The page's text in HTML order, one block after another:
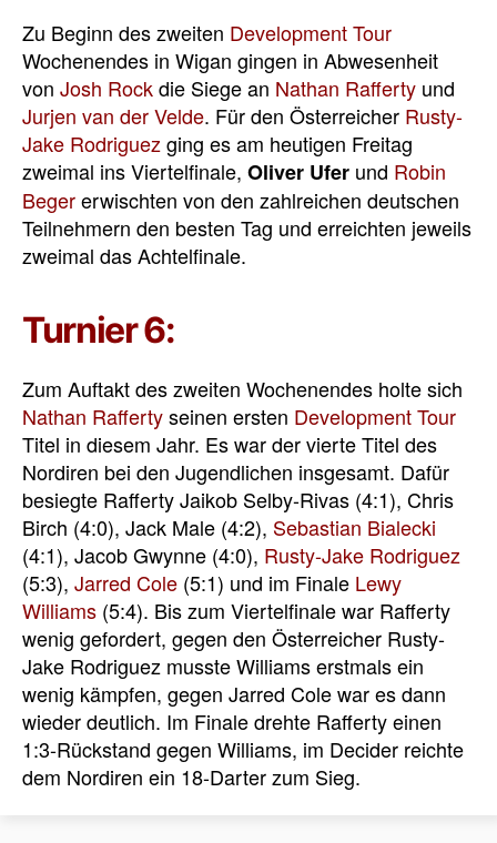
Zu Beginn des zweiten Development Tour
Wochenendes in Wigan gingen in Abwesenheit
von Josh Rockdie Siege an Nathan Rafferty und
Jurjen van der Velde. Für den Österreicher Rusty-
Jake Rodriguez ging es am heutigen Freitag
zweimal ins Viertelfinale, Oliver Ufer und Robin
Begererwischten von den zahlreichen deutschen
Teilnehmern den besten Tag und erreichten jeweils
zweimal das Achtelfinale.
Turnier 6:
Zum Auftakt des zweiten Wochenendes holte sich
Nathan Raffertyseinen ersten Development Tour
Titel in diesem Jahr. Es war der vierte Titel des
Nordiren bei den Jugendlichen insgesamt. Dafür
besiegte Rafferty Jaikob Selby-Rivas (4:1), Chris
Birch (4:0), Jack Male (4:2), Sebastian Bialecki
(4:1), Jacob Gwynne (4:0), Rusty-Jake Rodriguez
(5:3), Jarred Cole (5:1) und im Finale Lewy
Williams (5:4). Bis zum Viertelfinale war Rafferty
wenig gefordert, gegen den Österreicher Rusty-
Jake Rodriguez musste Williams erstmals ein
wenig kämpfen, gegen Jarred Cole war es dann
wieder deutlich. Im Finale drehte Rafferty einen
1:3-Rückstand gegen Williams, im Decider reichte
dem Nordiren ein 18-Darter zum Sieg.